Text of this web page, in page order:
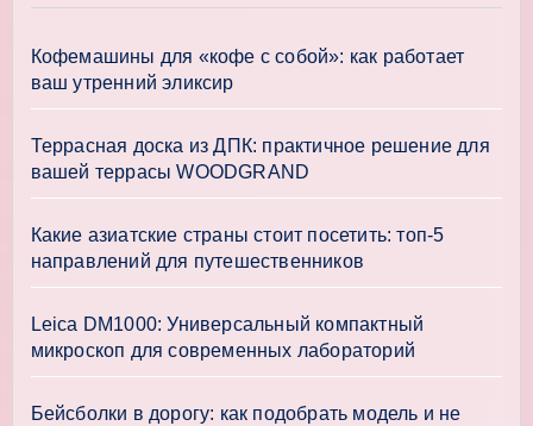
Кофемашины для «кофе с собой»: как работает
ваш утренний эликсир
Террасная доска из ДПК: практичное решение для
вашей террасы WOODGRAND
Какие азиатские страны стоит посетить: топ-5
направлений для путешественников
Leica DM1000: Универсальный компактный
микроскоп для современных лабораторий
Бейсболки в дорогу: как подобрать модель и не